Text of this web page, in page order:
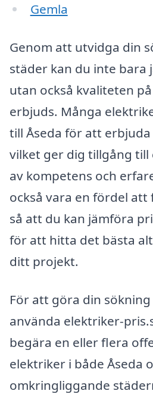
Gemla
Genom att utvidga din
städer kan du inte bara
utan också kvaliteten
erbjuds. Många
till Åseda för att erbjuda
vilket ger dig tillgång
av kompetens och
också vara en fördel
så att du kan jämföra
för att hitta det bästa
ditt projekt.
För att göra din
använda elektriker-
begära en eller flera
elektriker i både Åseda
omkringliggande